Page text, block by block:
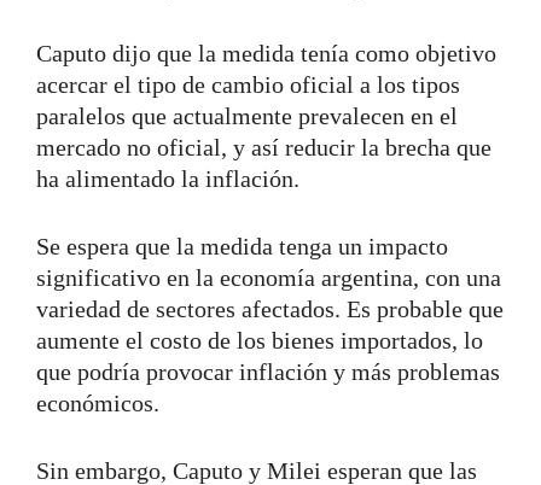
Caputo dijo que la medida tenía como objetivo
acercar el tipo de cambio oficial a los tipos
paralelos que actualmente prevalecen en el
mercado no oficial, y así reducir la brecha que
ha alimentado la inflación.
Se espera que la medida tenga un impacto
significativo en la economía argentina, con una
variedad de sectores afectados. Es probable que
aumente el costo de los bienes importados, lo
que podría provocar inflación y más problemas
económicos.
Sin embargo, Caputo y Milei esperan que las